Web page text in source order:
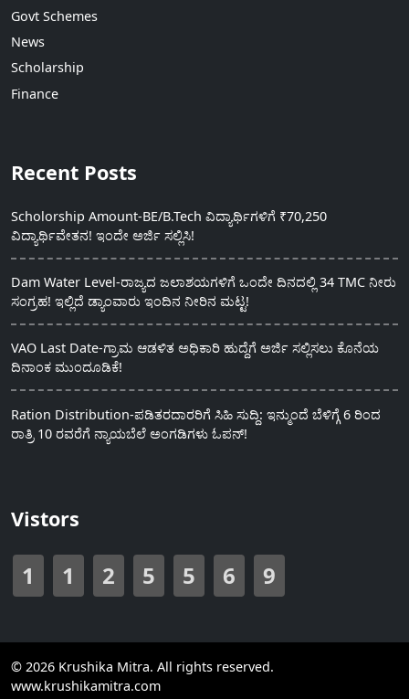
Govt Schemes
News
Scholarship
Finance
Recent Posts
Scholorship Amount-BE/B.Tech ವಿದ್ಯಾರ್ಥಿಗಳಿಗೆ ₹70,250
ವಿದ್ಯಾರ್ಥಿವೇತನ! ಇಂದೇ ಅರ್ಜಿ ಸಲ್ಲಿಸಿ!
Dam Water Level-ರಾಜ್ಯದ ಜಲಾಶಯಗಳಿಗೆ ಒಂದೇ ದಿನದಲ್ಲಿ 34 TMC ನೀರು
ಸಂಗ್ರಹ! ಇಲ್ಲಿದೆ ಡ್ಯಾಂವಾರು ಇಂದಿನ ನೀರಿನ ಮಟ್ಟ!
VAO Last Date-ಗ್ರಾಮ ಆಡಳಿತ ಅಧಿಕಾರಿ ಹುದ್ದೆಗೆ ಅರ್ಜಿ ಸಲ್ಲಿಸಲು ಕೊನೆಯ
ದಿನಾಂಕ ಮುಂದೂಡಿಕೆ!
Ration Distribution-ಪಡಿತರದಾರರಿಗೆ ಸಿಹಿ ಸುದ್ದಿ: ಇನ್ಮುಂದೆ ಬೆಳಿಗ್ಗೆ 6 ರಿಂದ
ರಾತ್ರಿ 10 ರವರೆಗೆ ನ್ಯಾಯಬೆಲೆ ಅಂಗಡಿಗಳು ಓಪನ್!
Vistors
1 1 2 5 5 6 9
© 2026 Krushika Mitra. All rights reserved.
www.krushikamitra.com